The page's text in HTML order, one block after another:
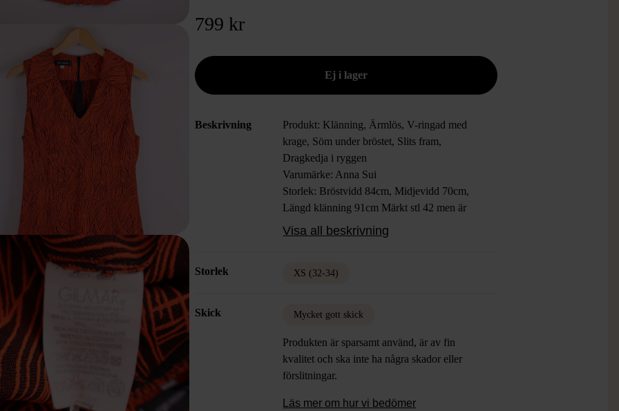
799 kr
Beskrivning
Produkt: Klänning, Ärmlös, V-ringad med
krage, Söm under bröstet, Slits fram,
Dragkedja i ryggen
Varumärke: Anna Sui
Storlek: Bröstvidd 84cm, Midjevidd 70cm,
Längd klänning 91cm Märkt stl 42 men är
petite
Färg: Orange, Svarta linjer
Skick: Mycket gott skick
Visa all beskrivning
Storlek XS (32-34)
Skick Mycket gott skick
Produkten är sparsamt använd, är av fin
kvalitet och ska inte ha några skador eller
förslitningar.
Läs mer om hur vi bedömer